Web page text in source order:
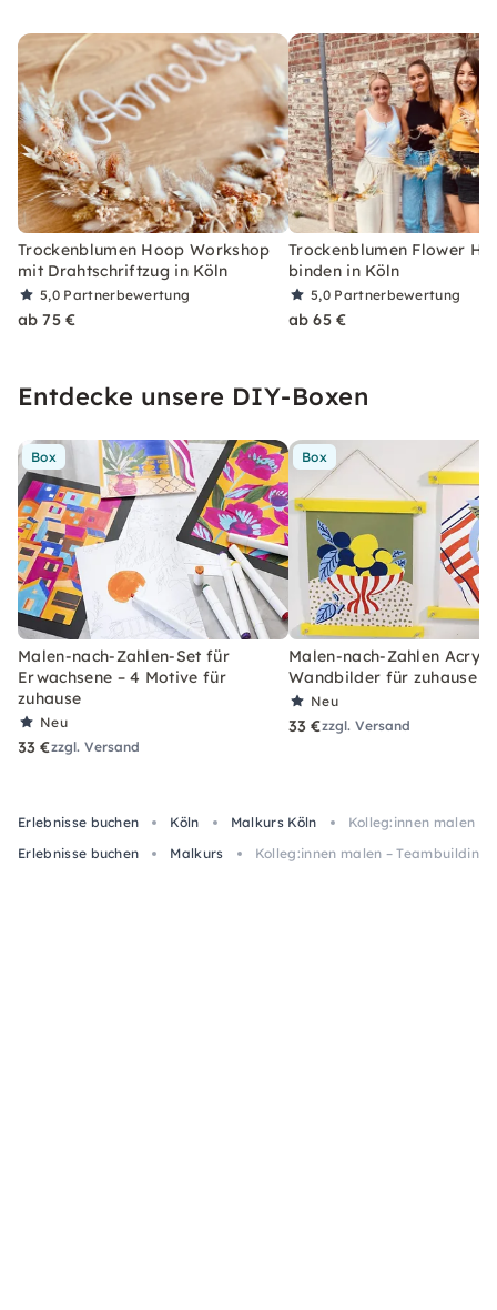
Trockenblumen Hoop Workshop
mit Drahtschriftzug in Köln
5,0 Partnerbewertung
ab 75 €
Trockenblumen Flower
binden in Köln
5,0 Partnerbewertung
ab 65 €
Entdecke unsere DIY-Boxen
Box
Malen-nach-Zahlen-Set für
Erwachsene – 4 Motive für
zuhause
Neu
33 €zzgl. Versand
Box
Malen-nach-Zahlen Acryl-
Wandbilder für zuhause
Neu
33 €zzgl. Versand
Erlebnisse buchen Köln Malkurs Köln
Kolleg:innen malen –
Erlebnisse buchen
Malkurs Kolleg:innen malen –